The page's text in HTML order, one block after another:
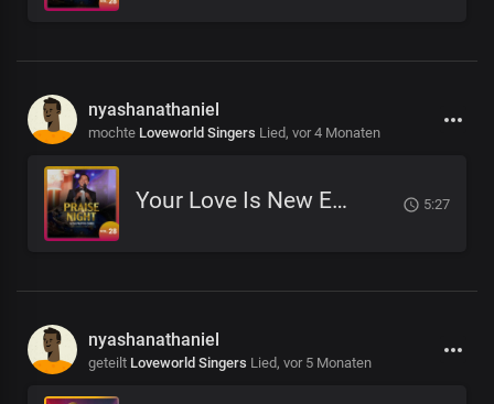
nyashanathaniel
mochte Loveworld Singers Lied, vor 4 Monaten
Your Love Is New Every Morning 5:27
nyashanathaniel
geteilt Loveworld Singers Lied, vor 5 Monaten